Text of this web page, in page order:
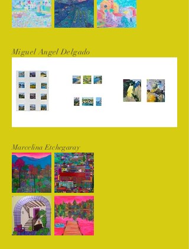
Miguel Angel Delgado
Marcelina Etchegaray